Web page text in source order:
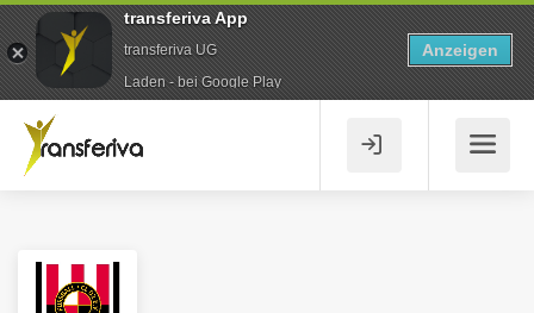
transferiva App
transferiva UG
Laden - bei Google Play
Anzeigen